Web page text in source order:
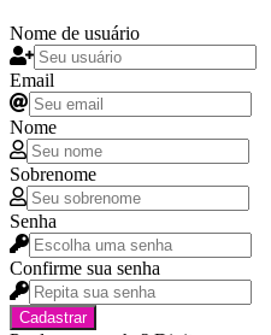
Nome de usuário
Email
Nome
Sobrenome
Senha
Confirme sua senha
Cadastrar